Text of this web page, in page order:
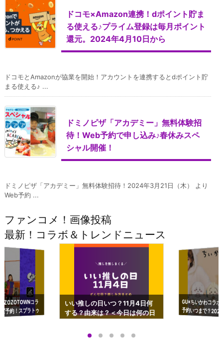
ドコモ×Amazon連携！dポイント貯ま
る使える♪プライム登録は毎月ポイント
還元。2024年4月10日から
ドコモとAmazonが協業を開始！アカウントを連携するとdポイント貯
まる使える♪ ...
ドミノピザ「アカデミー」無料体験招
待！Web予約で申し込み♪春休みスペ
シャル開催！
ドミノピザ「アカデミー」無料体験招待！2024年3月21日（木） より
Web予約 ...
ファンコメ！画像投稿
最新！コラボ＆トレンドニュース
コラ
予約！スプラトゥ
ップも渋谷Hz
いい推しの日いつ？11月4日何
する？由来は？＜今日は何の日
GU×ちいかわコラ
予約いつまで？
ーチやショルダー